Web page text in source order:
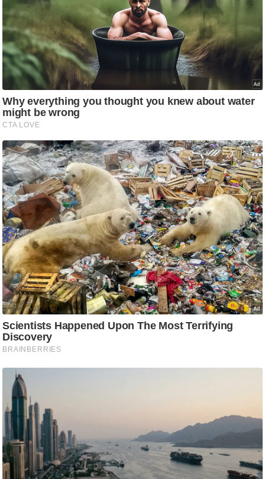
/
फै
श
न
घ
रे
लू
नु
प
र्य
ट
न
स्थ
ल
फि
ट
ने
स
मं
त्रा
रि
श
न
रा
ज
नी